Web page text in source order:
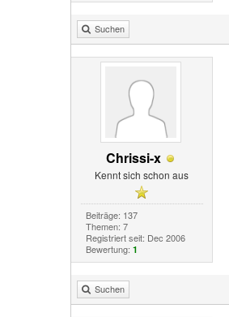
Suchen
Chrissi-x
Kennt sich schon aus
Beiträge: 137
Themen: 7
Registriert seit: Dec 2006
Bewertung: 1
Suchen